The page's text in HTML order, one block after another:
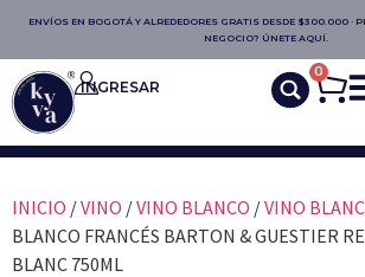
ENVÍOS EN BOGOTÁ Y ALREDEDORES GRATIS DESDE $300.000 ·
NEGOCIO? ÚNETE AQUÍ.
INGRESAR
0
INICIO /VINO /VINO BLANCO /VINO
BLANCO FRANCÉS BARTON & GUESTIER
BLANC 750ML